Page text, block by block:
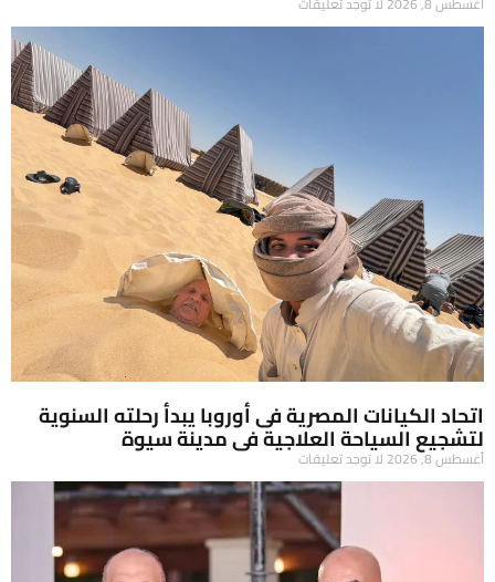
اتحاد الكيانات المصرية فى أوروبا يبدأ رحلته السنوية
لتشجيع السياحة العلاجية فى مدينة سيوة
أغسطس 8, 2026 لا توجد تعليقات